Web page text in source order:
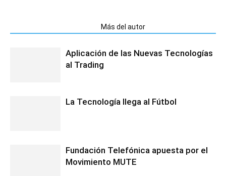
Más del autor
Aplicación de las Nuevas Tecnologías
al Trading
La Tecnología llega al Fútbol
Fundación Telefónica apuesta por el
Movimiento MUTE